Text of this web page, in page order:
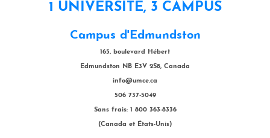
1 UNIVERSITÉ, 3 CAMPUS
Campus d'Edmundston
165, boulevard Hébert
Edmundston NB E3V 2S8, Canada
info@umce.ca
506 737-5049
Sans frais: 1 800 363-8336
(Canada et États-Unis)